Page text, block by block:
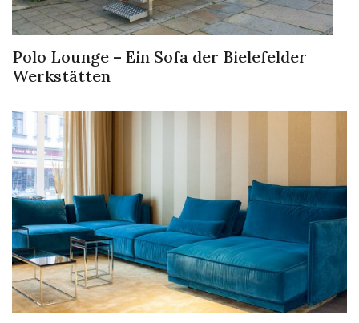
Polo Lounge – Ein Sofa der Bielefelder
Werkstätten